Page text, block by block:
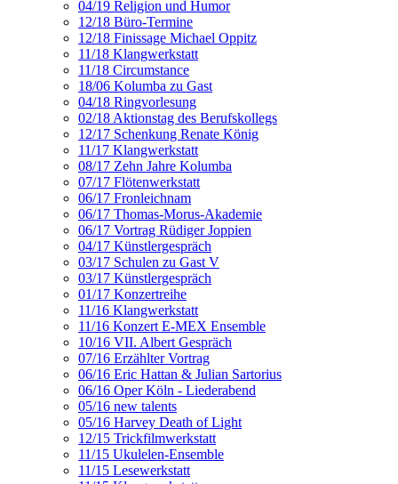
04/19 Religion und Humor
12/18 Büro-Termine
12/18 Finissage Michael Oppitz
11/18 Klangwerkstatt
11/18 Circumstance
18/06 Kolumba zu Gast
04/18 Ringvorlesung
02/18 Aktionstag des Berufskollegs
12/17 Schenkung Renate König
11/17 Klangwerkstatt
08/17 Zehn Jahre Kolumba
07/17 Flötenwerkstatt
06/17 Fronleichnam
06/17 Thomas-Morus-Akademie
06/17 Vortrag Rüdiger Joppien
04/17 Künstlergespräch
03/17 Schulen zu Gast V
03/17 Künstlergespräch
01/17 Konzertreihe
11/16 Klangwerkstatt
11/16 Konzert E-MEX Ensemble
10/16 VII. Albert Gespräch
07/16 Erzählter Vortrag
06/16 Eric Hattan & Julian Sartorius
06/16 Oper Köln - Liederabend
05/16 new talents
05/16 Harvey Death of Light
12/15 Trickfilmwerkstatt
11/15 Ukulelen-Ensemble
11/15 Lesewerkstatt